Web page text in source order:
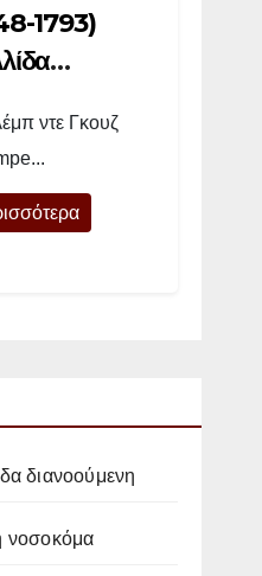
1793)
ντε Γκουζ
διανοούμενη
νοσοκόμα